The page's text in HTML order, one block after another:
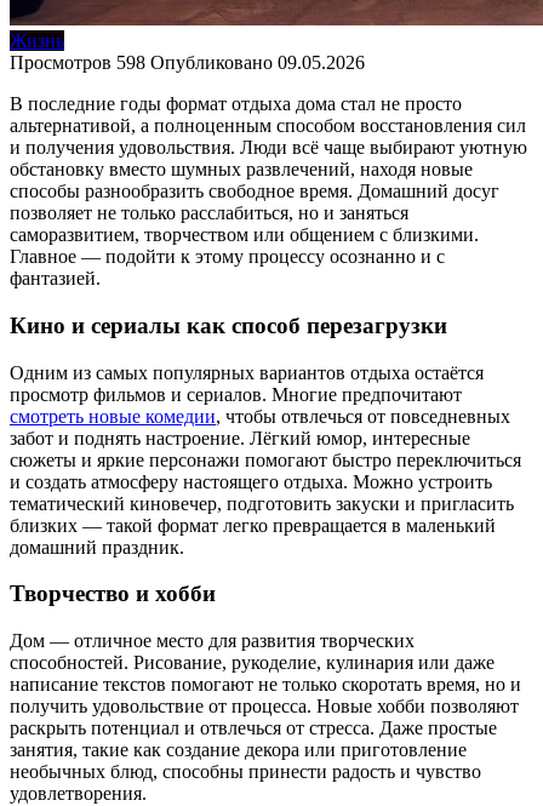
Жизнь
Просмотров 598 Опубликовано 09.05.2026
В последние годы формат отдыха дома стал не просто
альтернативой, а полноценным способом восстановления сил
и получения удовольствия. Люди всё чаще выбирают уютную
обстановку вместо шумных развлечений, находя новые
способы разнообразить свободное время. Домашний досуг
позволяет не только расслабиться, но и заняться
саморазвитием, творчеством или общением с близкими.
Главное — подойти к этому процессу осознанно и с
фантазией.
Кино и сериалы как способ перезагрузки
Одним из самых популярных вариантов отдыха остаётся
просмотр фильмов и сериалов. Многие предпочитают
смотреть новые комедии, чтобы отвлечься от повседневных
забот и поднять настроение. Лёгкий юмор, интересные
сюжеты и яркие персонажи помогают быстро переключиться
и создать атмосферу настоящего отдыха. Можно устроить
тематический киновечер, подготовить закуски и пригласить
близких — такой формат легко превращается в маленький
домашний праздник.
Творчество и хобби
Дом — отличное место для развития творческих
способностей. Рисование, рукоделие, кулинария или даже
написание текстов помогают не только скоротать время, но и
получить удовольствие от процесса. Новые хобби позволяют
раскрыть потенциал и отвлечься от стресса. Даже простые
занятия, такие как создание декора или приготовление
необычных блюд, способны принести радость и чувство
удовлетворения.